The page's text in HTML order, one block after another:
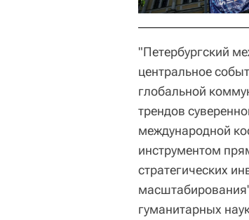
"Петербургский
центральное
глобальной
трендов
международной
инструментом
стратегических
гуманитарных